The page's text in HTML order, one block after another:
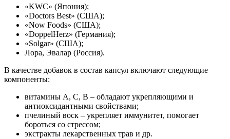
«KWC» (Япония);
«Doctors Best» (США);
«Now Foods» (США);
«DoppelHerz» (Германия);
«Solgar» (США);
Лора, Эвалар (Россия).
В качестве добавок в состав капсул включают следующие
компоненты:
витамины А, С, В – обладают укрепляющими и
антиоксидантными свойствами;
пчелиный воск – укрепляет иммунитет, помогает
бороться со стрессом;
экстракты лекарственных трав и др.